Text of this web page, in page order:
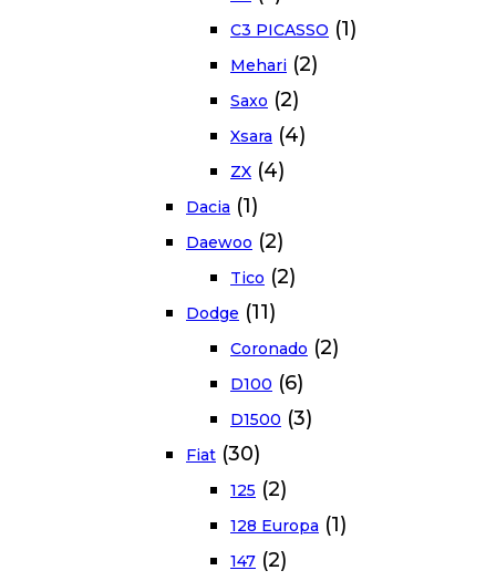
C3 PICASSO (1)
Mehari (2)
Saxo (2)
Xsara (4)
ZX (4)
Dacia (1)
Daewoo (2)
Tico (2)
Dodge (11)
Coronado (2)
D100 (6)
D1500 (3)
Fiat (30)
125 (2)
128 Europa (1)
147 (2)